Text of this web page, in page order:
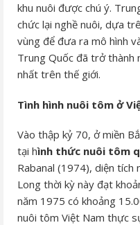
khu nuôi được chú ý.
chức lại nghề nuôi, dựa
vùng để đưa ra mô hình
Trung Quốc đã trở thành
nhất trên thế giới.
Tình hình nuôi tôm ở
Vào thập kỷ 70, ở miền
tại hình thức nuôi tôm
Rabanal (1974), diện
Long thời kỳ này đạt
năm 1975 có khoảng
nuôi tôm Việt Nam thực